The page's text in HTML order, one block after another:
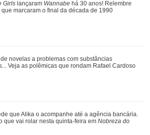
Grande, confira famosas que já foram
pelos corpos magros (e rebat...
mal à visita de Pilar. Confira aqui o que vai
quinta-feira na novel...
temporada de Minha Vida com a Família
Confira os triângulos amorosos d...
Girls lançaram Wannabe há 30 anos! Relembre
que marcaram o final da década de 1990
novelas a problemas com substâncias
Veja as polêmicas que rondam Rafael Cardoso
que Alika o acompanhe até a agência bancária.
que vai rolar nesta quinta-feira em Nobreza do